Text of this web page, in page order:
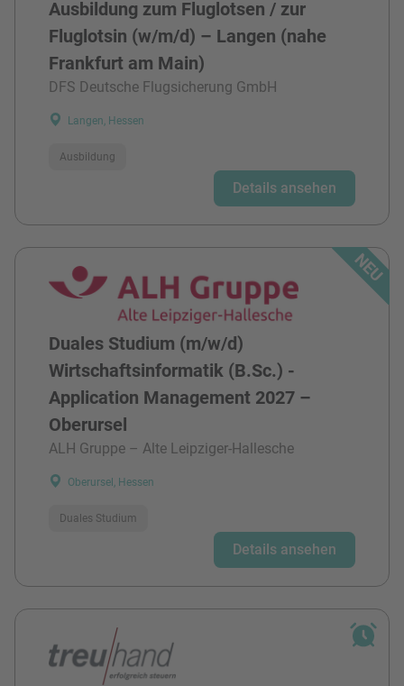
Ausbildung zum Fluglotsen / zur
Fluglotsin (w/m/d) – Langen (nahe
Frankfurt am Main)
DFS Deutsche Flugsicherung GmbH
Langen, Hessen
Ausbildung
Details ansehen
Duales Studium (m/w/d)
Wirtschaftsinformatik (B.Sc.) -
Application Management 2027 –
Oberursel
ALH Gruppe – Alte Leipziger-Hallesche
Oberursel, Hessen
Duales Studium
Details ansehen